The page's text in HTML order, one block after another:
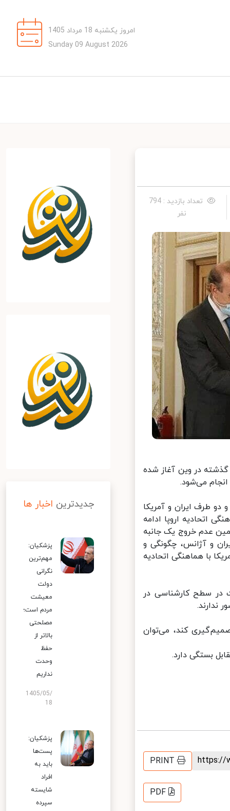
امروز یکشنبه 18 مرداد 1405
Sunday 09 August 2026
تعداد بازدید : 794
نفر
گذشته در وین آغاز شده
می‌شود.
طرف ایران و آمریکا
اتحادیه اروپا ادامه
عدم خروج یک جانبه
و آژانس، چگونگی و
با هماهنگی اتحادیه
در سطح کارشناسی در
کند، می‌توان
بستگی دارد.
PRINT
PDF
جدیدترین اخبار ها
پزشکیان:
مهم‌ترین
نگرانی
دولت
معیشت
مردم است؛
مصلحتی
بالاتر از
حفظ
وحدت
نداریم
1405/05/
18
پزشکیان:
پست‌ها
باید به
افراد
شایسته
سپرده